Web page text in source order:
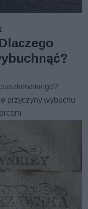
przyczyny wybuchu